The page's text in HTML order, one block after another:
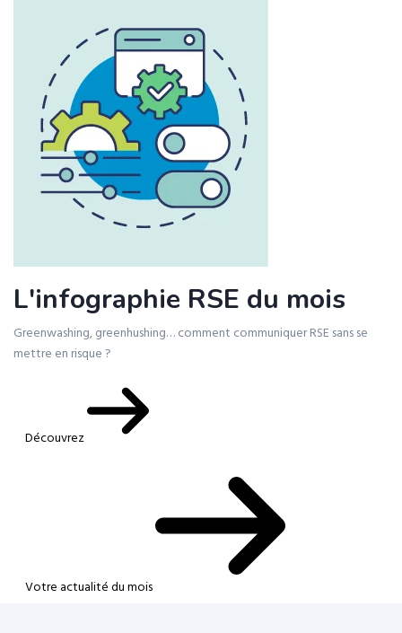
L'infographie RSE du mois
Greenwashing, greenhushing… comment communiquer RSE sans se
mettre en risque ?
Découvrez
Votre actualité du mois